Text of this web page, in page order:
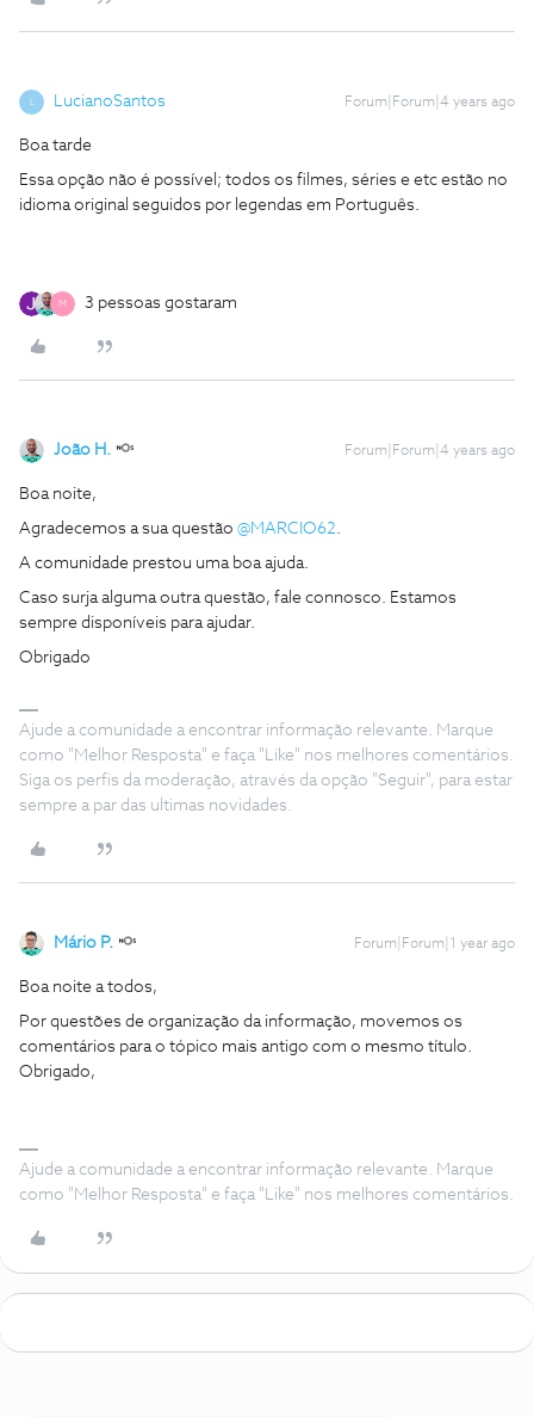
LucianoSantos Forum|Forum|4 years ago
Boa tarde
Essa opção não é possível; todos os filmes, séries e etc estão no
idioma original seguidos por legendas em Português.
M 3 pessoas gostaram
João H. Forum|Forum|4 years ago
Boa noite,
Agradecemos a sua questão @MARCIO62.
A comunidade prestou uma boa ajuda.
Caso surja alguma outra questão, fale connosco. Estamos
sempre disponíveis para ajudar.
Obrigado
Ajude a comunidade a encontrar informação relevante. Marque
como "Melhor Resposta" e faça "Like" nos melhores comentários.
Siga os perfis da moderação, através da opção "Seguir", para estar
sempre a par das ultimas novidades.
Mário P. Forum|Forum|1 year ago
Boa noite a todos,
Por questões de organização da informação, movemos os
comentários para o tópico mais antigo com o mesmo título.
Obrigado,
Ajude a comunidade a encontrar informação relevante. Marque
como "Melhor Resposta" e faça "Like" nos melhores comentários.